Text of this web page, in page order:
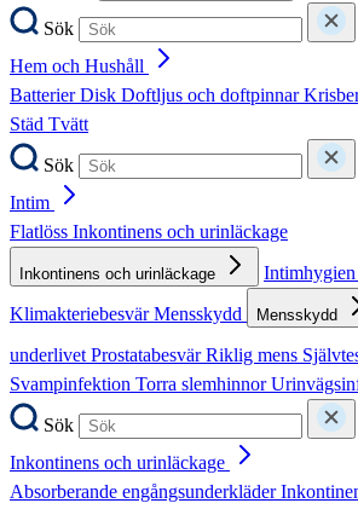
Sök
Hem och Hushåll
BatterierDisk Doftljus och doftpinnar
Städ Tvätt
Sök
Intim
Flatlöss Inkontinens och urinläckage
Inkontinens och urinläckage Intimhygien
KlimakteriebesvärMensskydd Mensskydd
underlivetProstatabesvärRiklig mens
Svampinfektion Torra slemhinnor
Sök
Inkontinens och urinläckage
Absorberande engångsunderkläder